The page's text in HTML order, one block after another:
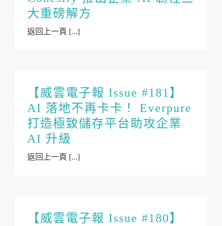
大重磅解方
返回上一頁 [...]
【威雲電子報 Issue #181】
AI 落地不再卡卡！ Everpure
打造極致儲存平台助攻企業
AI 升級
返回上一頁 [...]
【威雲電子報 Issue #180】